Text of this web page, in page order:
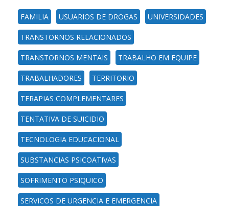
FAMILIA USUARIOS DE DROGAS UNIVERSIDADES
TRANSTORNOS RELACIONADOS
TRANSTORNOS MENTAIS TRABALHO EM EQUIPE
TRABALHADORES TERRITORIO
TERAPIAS COMPLEMENTARES
TENTATIVA DE SUICIDIO
TECNOLOGIA EDUCACIONAL
SUBSTANCIAS PSICOATIVAS
SOFRIMENTO PSIQUICO
SERVICOS DE URGENCIA E EMERGENCIA